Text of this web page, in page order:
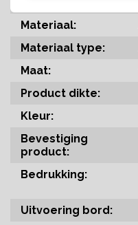
Materiaal:
Materiaal type:
Maat:
Product dikte:
Kleur:
Bevestiging
product:
Bedrukking:
Uitvoering bord: